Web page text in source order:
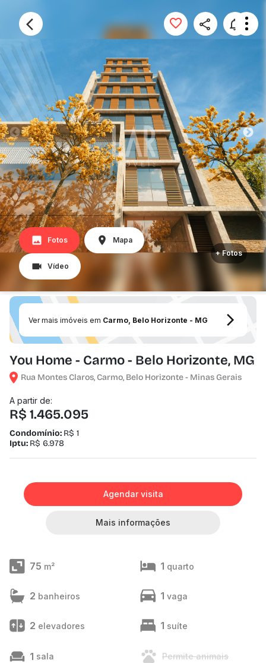
Fotos Mapa
Vídeo
+ Fotos
Ver mais imóveis em Carmo, Belo Horizonte - MG
You Home - Carmo - Belo Horizonte, MG
Rua Montes Claros, Carmo, Belo Horizonte - Minas Gerais
A partir de:
R$ 1.465.095
Condomínio: R$ 1
Iptu: R$ 6.978
Agendar visita
Mais informações
75 m² 1 quarto
2 banheiros 1 vaga
2 elevadores 1 suíte
1 sala Permite animais